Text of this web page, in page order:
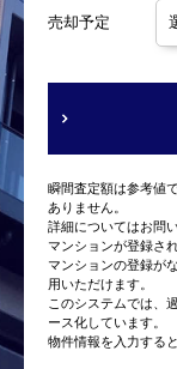
売却予定
瞬間査定額は参考値
ありません。
詳細についてはお問
マンションが登録さ
マンションの登録が
用いただけます。
このシステムでは、
ース化しています。
物件情報を入力する